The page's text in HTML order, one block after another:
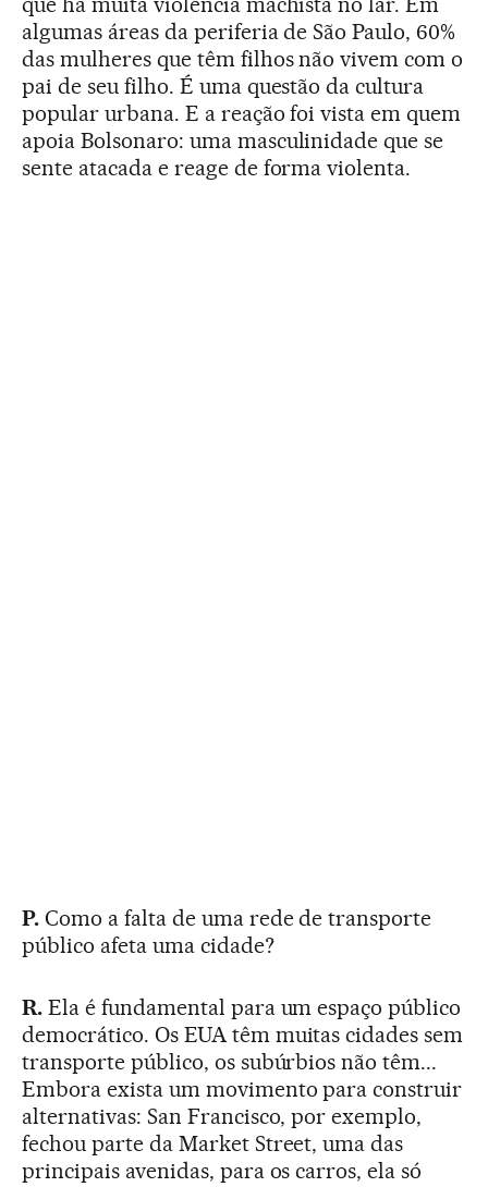
algumas áreas da periferia de São Paulo, 60%
das mulheres que têm filhos não vivem com o
pai de seu filho. É uma questão da cultura
popular urbana. E a reação foi vista em quem
apoia Bolsonaro: uma masculinidade que se
sente atacada e reage de forma violenta.
P. Como a falta de uma rede de transporte
público afeta uma cidade?
R.Ela é fundamental para um espaço público
democrático. Os EUA têm muitas cidades sem
transporte público, os subúrbios não têm...
Embora exista um movimento para construir
alternativas: San Francisco, por exemplo,
fechou parte da Market Street, uma das
principais avenidas, para os carros, ela só